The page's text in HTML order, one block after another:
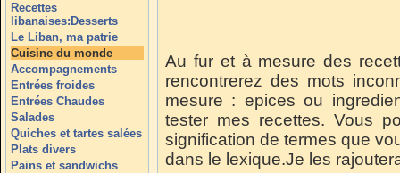
Recettes
libanaises:Desserts
Le Liban, ma patrie
Cuisine du monde
Accompagnements
Entrées froides
Entrées Chaudes
Salades
Quiches et tartes salées
Plats divers
Pains et sandwichs
Au fur et à mesure des
rencontrerez des mots
mesure : epices ou
tester mes recettes. Vous
signification de termes que
dans le lexique.Je les